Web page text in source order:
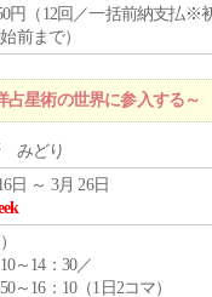
円（12回／一括前納支払※
前まで）
星術の世界に参入する～
みどり
日 ～ 3月 26日
）
～14：30／
～16：10（1日2コマ）